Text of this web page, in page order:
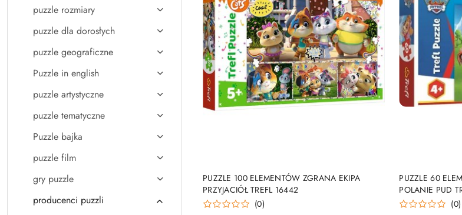
puzzle rozmiary
puzzle dla dorosłych
puzzle geograficzne
Puzzle in english
puzzle artystyczne
puzzle tematyczne
Puzzle bajka
puzzle film
gry puzzle
producenci puzzli
PUZZLE 100 ELEMENTÓW ZGRANA EKIPA
PRZYJACIÓŁ TREFL 16442
(0)
PRODUKT NIEDOSTĘPNY
PUZZLE 60
POLANIE PUD
(0)